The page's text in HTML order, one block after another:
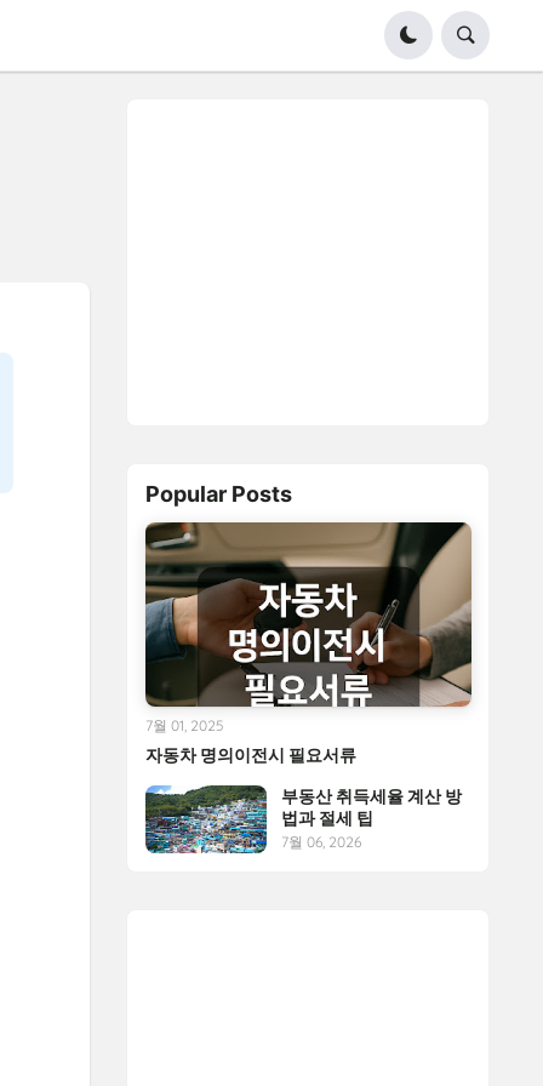
Popular Posts
자동차 명의이전시 필요서류
7월 01, 2025
부동산 취득세율 계산 방
법과 절세 팁
7월 06, 2026